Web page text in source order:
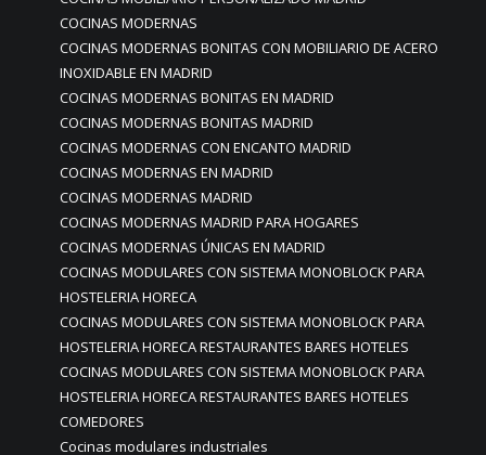
COCINAS MODERNAS
COCINAS MODERNAS BONITAS CON MOBILIARIO DE ACERO
INOXIDABLE EN MADRID
COCINAS MODERNAS BONITAS EN MADRID
COCINAS MODERNAS BONITAS MADRID
COCINAS MODERNAS CON ENCANTO MADRID
COCINAS MODERNAS EN MADRID
COCINAS MODERNAS MADRID
COCINAS MODERNAS MADRID PARA HOGARES
COCINAS MODERNAS ÚNICAS EN MADRID
COCINAS MODULARES CON SISTEMA MONOBLOCK PARA
HOSTELERIA HORECA
COCINAS MODULARES CON SISTEMA MONOBLOCK PARA
HOSTELERIA HORECA RESTAURANTES BARES HOTELES
COCINAS MODULARES CON SISTEMA MONOBLOCK PARA
HOSTELERIA HORECA RESTAURANTES BARES HOTELES
COMEDORES
Cocinas modulares industriales